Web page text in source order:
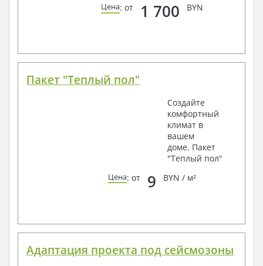
Цена: от 1 700 BYN
Пакет "Теплый пол"
Создайте
комфортный
климат в
вашем
доме. Пакет
"Теплый пол"
Цена: от 9 BYN / м²
Адаптация проекта под сейсмозоны